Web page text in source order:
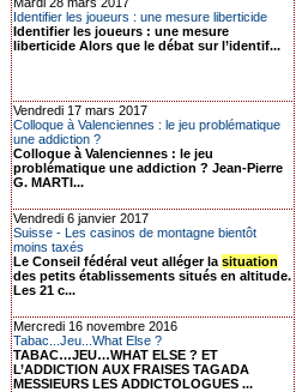
Identifier les joueurs : une mesure liberticide
Identifier les joueurs : une mesure
liberticide Alors que le débat sur l’identif...
Vendredi 17 mars 2017
Colloque à Valenciennes : le jeu problématique
une addiction ?
Colloque à Valenciennes : le jeu
problématique une addiction ? Jean-Pierre
G. MARTI...
Vendredi 6 janvier 2017
Suisse - Les casinos de montagne bientôt
moins taxés
Le Conseil fédéral veut alléger la situation
des petits établissements situés en altitude.
Les 21 c...
Mercredi 16 novembre 2016
Tabac...Jeu...What Else ?
TABAC…JEU…WHAT ELSE ? ET
L’ADDICTION AUX FRAISES TAGADA
MESSIEURS LES ADDICTOLOGUES ...